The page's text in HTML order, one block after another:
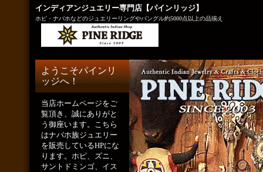
インディアンジュエリー専門店【パインリッジ】
ホピ・ナバホなどのジュエリーリングやバングル約5000点以上の品揃え
ようこそパインリ
ッジへ！
当店ホームページをご
覧頂き、誠にありがと
う御座います。こちら
はナバホ族ジュエリー
を販売しているHPにな
ります。ホピ、ズニ、
サントドミンゴ、イス